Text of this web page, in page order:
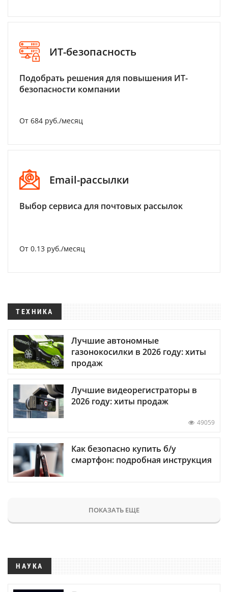
ИТ-безопасность
Подобрать решения для повышения ИТ-
безопасности компании
От 684 руб./месяц
Email-рассылки
Выбор сервиса для почтовых рассылок
От 0.13 руб./месяц
ТЕХНИКА
Лучшие автономные
газонокосилки в 2026 году: хиты
продаж
Лучшие видеорегистраторы в
2026 году: хиты продаж
49059
Как безопасно купить б/у
смартфон: подробная инструкция
ПОКАЗАТЬ ЕЩЕ
НАУКА